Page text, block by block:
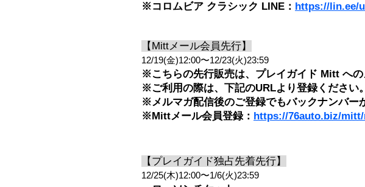
※コロムビア クラシック LINE： https://lin.ee/
【Mittメール会員先行】
12/19(金)12:00〜12/23(火)23:59
※こちらの先行販売は、プレイガイド Mitt への
※ご利用の際は、下記のURLより登録ください。
※メルマガ配信後のご登録でもバックナンバー
※Mittメール会員登録： https://76auto.biz/
【プレイガイド独占先着先行】
12/25(木)12:00〜1/6(火)23:59